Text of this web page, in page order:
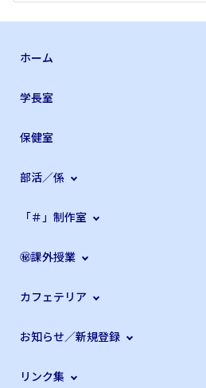
ホーム
学長室
保健室
部活／係
「＃」制作室
㊙課外授業
カフェテリア
お知らせ／新規登録
リンク集